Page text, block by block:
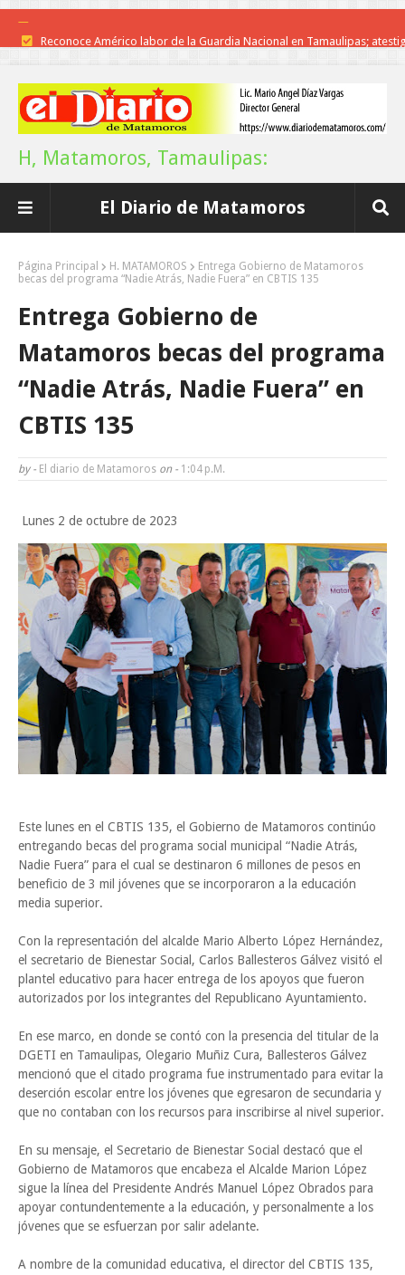
Brindará Familia UAT un moderno espacio con sentido humano en
A Tamaulipas…le llueve sobre mojado
Instala Sector Salud Comité Estatal de Calidad en Salud para
La UAT, Gobierno del Estado y ganaderos consolidan proyecto
familias de Matamoros
La ONU publica Segundo Informe Subnacional de Tamaulipas
Disney reconoce a nivel mundial talento de estudiante de la UAT
Ayuntamiento entrega apoyos del programa "Ruta Segura,
la Educación"
Sabado, 8 Agosto
H, Matamoros, Tamaulipas:
El Diario de Matamoros
Página Principal H. MATAMOROS
Entrega Gobierno de Matamoros
becas del programa “Nadie Atrás, Nadie Fuera” en CBTIS 135
Entrega Gobierno de
Matamoros becas del programa
“Nadie Atrás, Nadie Fuera” en
CBTIS 135
by - El diario de Matamoros on - 1:04 P.m.
Lunes 2 de octubre de 2023
Este lunes en el CBTIS 135, el Gobierno de Matamoros continúo
entregando becas del programa social municipal “Nadie Atrás,
Nadie Fuera” para el cual se destinaron 6 millones de pesos en
beneficio de 3 mil jóvenes que se incorporaron a la educación
media superior.
Con la representación del alcalde Mario Alberto López Hernández,
el secretario de Bienestar Social, Carlos Ballesteros Gálvez visitó el
plantel educativo para hacer entrega de los apoyos que fueron
autorizados por los integrantes del Republicano Ayuntamiento.
En ese marco, en donde se contó con la presencia del titular de la
DGETI en Tamaulipas, Olegario Muñiz Cura, Ballesteros Gálvez
mencionó que el citado programa fue instrumentado para evitar la
deserción escolar entre los jóvenes que egresaron de secundaria y
que no contaban con los recursos para inscribirse al nivel superior.
En su mensaje, el Secretario de Bienestar Social destacó que el
Gobierno de Matamoros que encabeza el Alcalde Marion López
sigue la línea del Presidente Andrés Manuel López Obrados para
apoyar contundentemente a la educación, y personalmente a los
jóvenes que se esfuerzan por salir adelante.
A nombre de la comunidad educativa, el director del CBTIS 135,